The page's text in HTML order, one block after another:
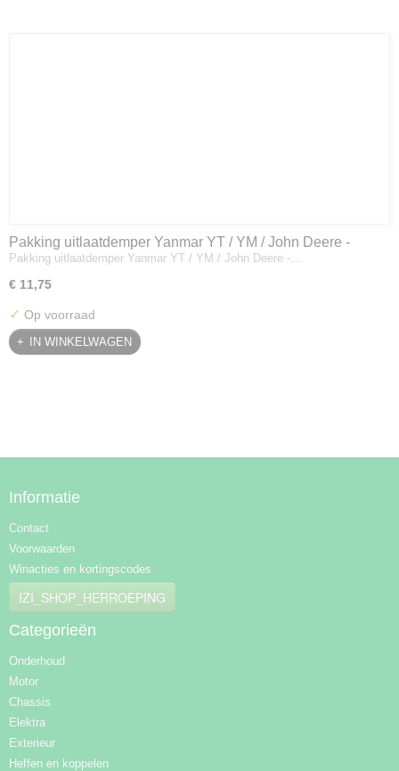
Pakking uitlaatdemper Yanmar YT / YM / John Deere -
128300-13230
Pakking uitlaatdemper Yanmar YT / YM / John Deere -…
€ 11,75
✓ Op voorraad
IN WINKELWAGEN
Informatie
Contact
Voorwaarden
Winacties en kortingscodes
IZI_SHOP_HERROEPING
Categorieën
Onderhoud
Motor
Chassis
Elektra
Exterieur
Heffen en koppelen